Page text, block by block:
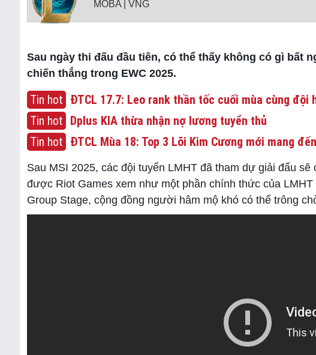
MOBA | VNG
Sau ngày thi đấu đầu tiên, có thể thấy không có gì
chiến thắng trong EWC 2025.
Tin hot ĐTCL 17.7: Leo rank thần tốc cuối mùa cùng đội
Tin hot Dplus KIA thừa nhận nợ lương tuyển thủ
Tin hot ĐTCL Mùa 18: Top 3 Lõi Kim Cương mới mang
Sau MSI 2025, các đội tuyển LMHT đã tham dự giải đấu
được Riot Games xem như một phần chính thức của
Group Stage, cộng đồng người hâm mộ khó có thể trông